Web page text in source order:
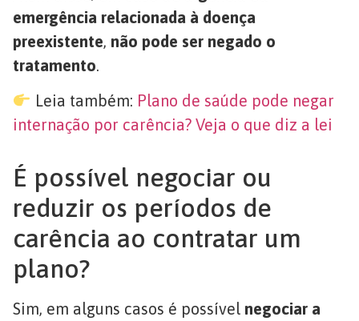
emergência relacionada à doença
preexistente, não pode ser negado o
tratamento
Leia também: Plano de saúde pode negar
internação por carência? Veja o que diz a lei
É possível negociar ou
reduzir os períodos de
carência ao contratar um
plano?
Sim, em alguns casos é possível negociar a